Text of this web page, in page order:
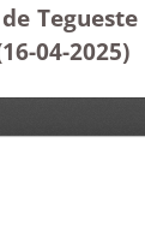
04-2025)